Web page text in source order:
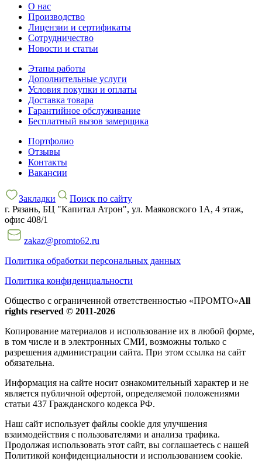
О нас
Производство
Лицензии и сертификаты
Сотрудничество
Новости и статьи
Этапы работы
Дополнительные услуги
Условия покупки и оплаты
Доставка товара
Гарантийное обслуживание
Бесплатный вызов замерщика
Портфолио
Отзывы
Контакты
Вакансии
Закладки
Поиск по сайту
г. Рязань, БЦ "Капитал Атрон", ул. Маяковского 1А, 4 этаж,
офис 408/1
zakaz@promto62.ru
Политика обработки персональных данных
Политика конфиденциальности
Общество с ограниченной ответственностью «ПРОМТО»All
rights reserved © 2011-2026
Копирование материалов и использование их в любой форме,
в том числе и в электронных СМИ, возможны только c
разрешения администрации сайта. При этом ссылка на сайт
обязательна.
Информация на сайте носит ознакомительный характер и не
является публичной офертой, определяемой положениями
статьи 437 Гражданского кодекса РФ.
Наш сайт использует файлы cookie для улучшения
взаимодействия с пользователями и анализа трафика.
Продолжая использовать этот сайт, вы соглашаетесь с нашей
Политикой конфиденциальности и использованием cookie.